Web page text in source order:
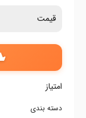
قیمت
امتیاز
دسته بندی